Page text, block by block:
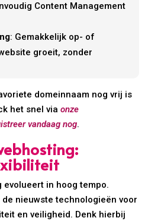
Content Management
: Gemakkelijk op- of
groeit, zonder
domeinnaam nog vrij is
het snel viaonze
vandaag nog.
evolueert in hoog tempo.
nieuwste technologieën voor
en veiligheid. Denk hierbij